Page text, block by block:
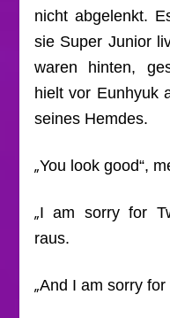
nicht abgelenkt.
sie Super Junior
waren hinten,
hielt vor Eunhyuk
seines Hemdes.
„You look good“,
„I am sorry for
raus.
„And I am sorry for